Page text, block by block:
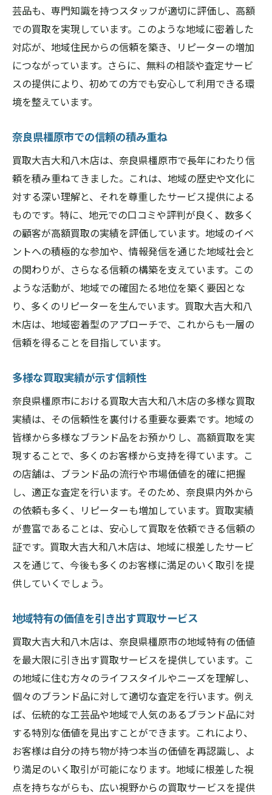
芸品も、専門知識を持つスタッフが適切に評価し、高額
での買取を実現しています。このような地域に密着した
対応が、地域住民からの信頼を築き、リピーターの増加
につながっています。さらに、無料の相談や査定サービ
スの提供により、初めての方でも安心して利用できる環
境を整えています。
奈良県橿原市での信頼の積み重ね
買取大吉大和八木店は、奈良県橿原市で長年にわたり信
頼を積み重ねてきました。これは、地域の歴史や文化に
対する深い理解と、それを尊重したサービス提供による
ものです。特に、地元での口コミや評判が良く、数多く
の顧客が高額買取の実績を評価しています。地域のイベ
ントへの積極的な参加や、情報発信を通じた地域社会と
の関わりが、さらなる信頼の構築を支えています。この
ような活動が、地域での確固たる地位を築く要因とな
り、多くのリピーターを生んでいます。買取大吉大和八
木店は、地域密着型のアプローチで、これからも一層の
信頼を得ることを目指しています。
多様な買取実績が示す信頼性
奈良県橿原市における買取大吉大和八木店の多様な買取
実績は、その信頼性を裏付ける重要な要素です。地域の
皆様から多様なブランド品をお預かりし、高額買取を実
現することで、多くのお客様から支持を得ています。こ
の店舗は、ブランド品の流行や市場価値を的確に把握
し、適正な査定を行います。そのため、奈良県内外から
の依頼も多く、リピーターも増加しています。買取実績
が豊富であることは、安心して買取を依頼できる信頼の
証です。買取大吉大和八木店は、地域に根差したサービ
スを通じて、今後も多くのお客様に満足のいく取引を提
供していくでしょう。
地域特有の価値を引き出す買取サービス
買取大吉大和八木店は、奈良県橿原市の地域特有の価値
を最大限に引き出す買取サービスを提供しています。こ
の地域に住む方々のライフスタイルやニーズを理解し、
個々のブランド品に対して適切な査定を行います。例え
ば、伝統的な工芸品や地域で人気のあるブランド品に対
する特別な価値を見出すことができます。これにより、
お客様は自分の持ち物が持つ本当の価値を再認識し、よ
り満足のいく取引が可能になります。地域に根差した視
点を持ちながらも、広い視野からの買取サービスを提供